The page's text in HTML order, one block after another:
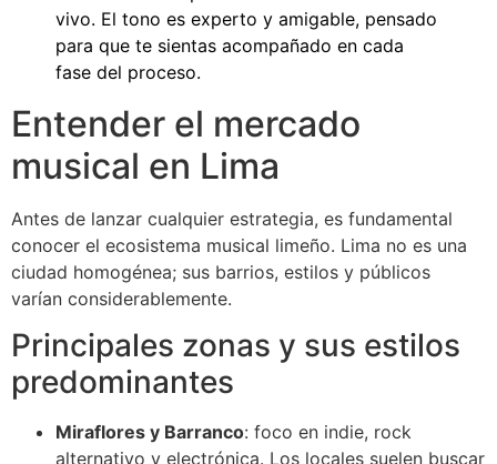
vivo. El tono es experto y amigable, pensado
para que te sientas acompañado en cada
fase del proceso.
Entender el mercado
musical en Lima
Antes de lanzar cualquier estrategia, es fundamental
conocer el ecosistema musical limeño. Lima no es una
ciudad homogénea; sus barrios, estilos y públicos
varían considerablemente.
Principales zonas y sus estilos
predominantes
Miraflores y Barranco: foco en indie, rock
alternativo y electrónica. Los locales suelen buscar